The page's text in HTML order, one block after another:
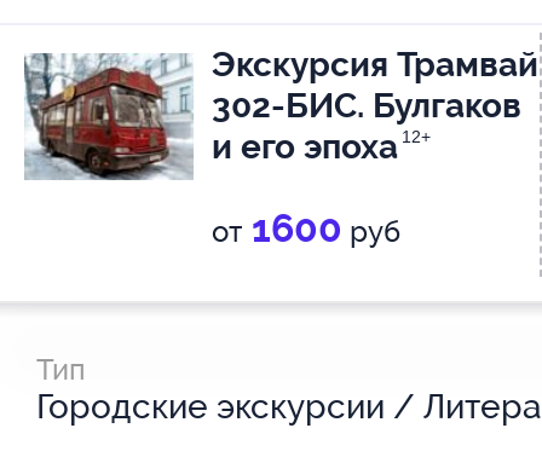
Экскурсия Трамвай
302-БИС. Булгаков
и его эпоха 12+
от 1600 руб
Тип